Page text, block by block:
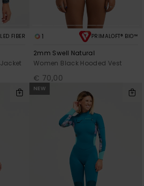
FIBER 1 PRIMALOFT® BIO™
2mm Swell Natural
Women Black Hooded Vest
€ 70,00
NEW